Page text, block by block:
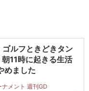
ゴルフときどきタン
11時に起きる生活
めました
メント 週刊GD